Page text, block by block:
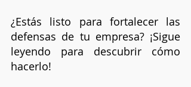
¿Estás listo para fortalecer las
defensas de tu empresa? ¡Sigue
leyendo para descubrir cómo
hacerlo!